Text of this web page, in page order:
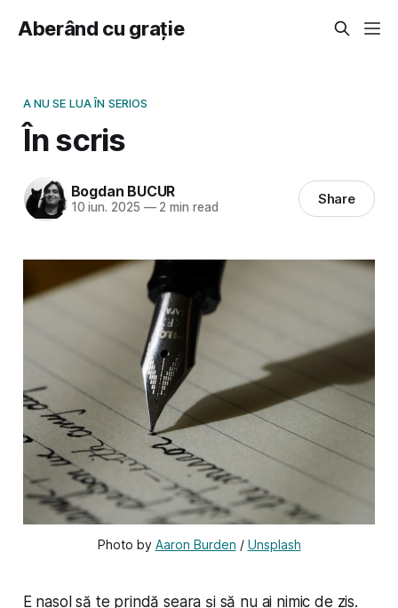
Aberând cu grație
A NU SE LUA ÎN SERIOS
În scris
Bogdan BUCUR
10 iun. 2025 —2 min read Share
Photo by Aaron Burden / Unsplash
E nasol să te prindă seara și să nu ai nimic de zis.